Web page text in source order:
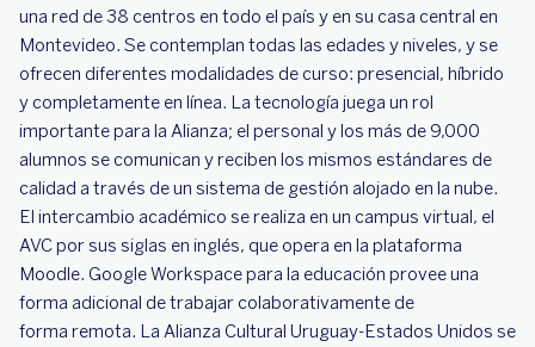
una red de 38 centros en todo el país y en su casa central en
Montevideo. Se contemplan todas las edades y niveles, y se
ofrecen diferentes modalidades de curso: presencial, híbrido
y completamente en línea. La tecnología juega un rol
importante para la Alianza; el personal y los más de 9,000
alumnos se comunican y reciben los mismos estándares de
calidad a través de un sistema de gestión alojado en la nube.
El intercambio académico se realiza en un campus virtual, el
AVC por sus siglas en inglés, que opera en la plataforma
Moodle. Google Workspace para la educación provee una
forma adicional de trabajar colaborativamente de
forma remota. La Alianza Cultural Uruguay-Estados Unidos se